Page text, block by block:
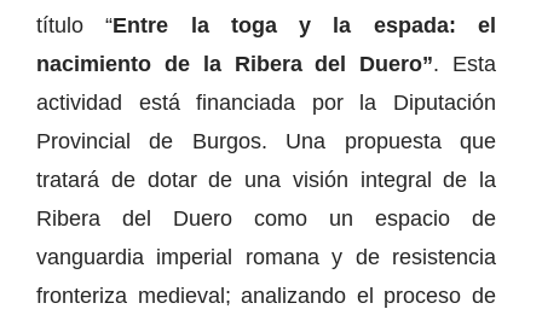
título “Entre la toga y la espada: el
nacimiento de la Ribera del Duero”. Esta
actividad está financiada por la Diputación
Provincial de Burgos. Una propuesta que
tratará de dotar de una visión integral de la
Ribera del Duero como un espacio de
vanguardia imperial romana y de resistencia
fronteriza medieval; analizando el proceso de